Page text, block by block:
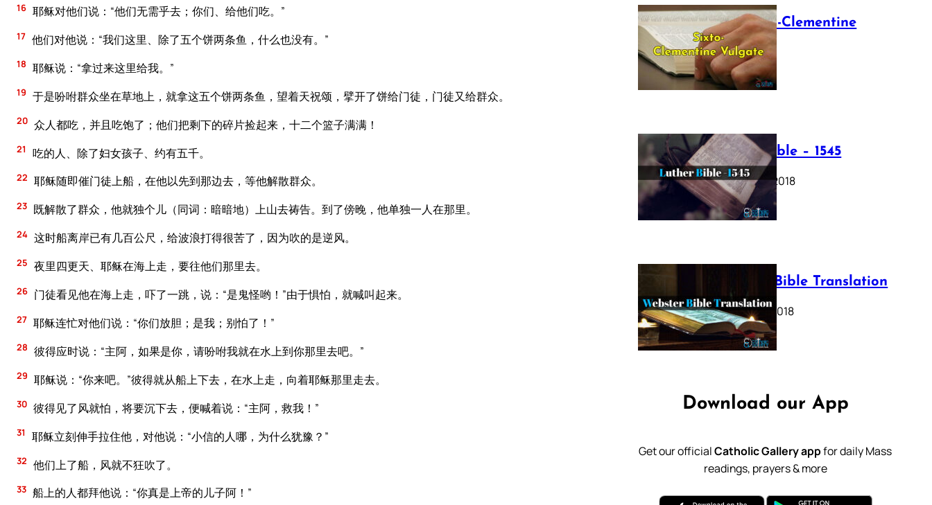
16 耶稣对他们说：“他们无需乎去；你们、给他们吃。”
17 他们对他说：“我们这里、除了五个饼两条鱼，什么也没有。”
18 耶稣说：“拿过来这里给我。”
19 于是吩咐群众坐在草地上，就拿这五个饼两条鱼，望着天祝颂，擘开了饼给门徒，门徒又给群众。
20 众人都吃，并且吃饱了；他们把剩下的碎片捡起来，十二个篮子满满！
21 吃的人、除了妇女孩子、约有五千。
22 耶稣随即催门徒上船，在他以先到那边去，等他解散群众。
23 既解散了群众，他就独个儿（同词：暗暗地）上山去祷告。到了傍晚，他单独一人在那里。
24 这时船离岸已有几百公尺，给波浪打得很苦了，因为吹的是逆风。
25 夜里四更天、耶稣在海上走，要往他们那里去。
26 门徒看见他在海上走，吓了一跳，说：“是鬼怪哟！”由于惧怕，就喊叫起来。
27 耶稣连忙对他们说：“你们放胆；是我；别怕了！”
28 彼得应时说：“主阿，如果是你，请吩咐我就在水上到你那里去吧。”
29 耶稣说：“你来吧。”彼得就从船上下去，在水上走，向着耶稣那里走去。
30 彼得见了风就怕，将要沉下去，便喊着说：“主阿，救我！”
31 耶稣立刻伸手拉住他，对他说：“小信的人哪，为什么犹豫？”
32 他们上了船，风就不狂吹了。
33 船上的人都拜他说：“你真是上帝的儿子阿！”
The Sixto-Clementine
Vulgate
July 12, 2025
Luther Bible – 1545
October 17, 2018
Webster Bible Translation
October 11, 2018
Download our App
Get our officialCatholic Gallery appfor daily Mass
readings, prayers & more